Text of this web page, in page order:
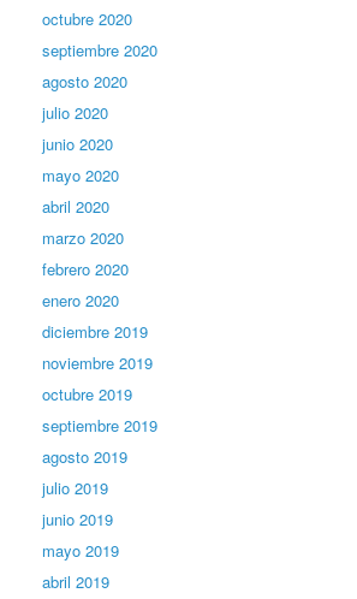
octubre 2020
septiembre 2020
agosto 2020
julio 2020
junio 2020
mayo 2020
abril 2020
marzo 2020
febrero 2020
enero 2020
diciembre 2019
noviembre 2019
octubre 2019
septiembre 2019
agosto 2019
julio 2019
junio 2019
mayo 2019
abril 2019